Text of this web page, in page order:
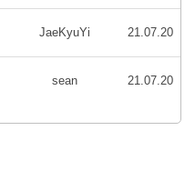
JaeKyuYi 21.07.20
sean 21.07.20